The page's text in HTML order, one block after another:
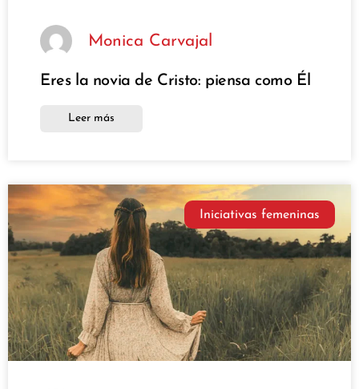
Monica Carvajal
Eres la novia de Cristo: piensa como Él
Leer más
Iniciativas femeninas